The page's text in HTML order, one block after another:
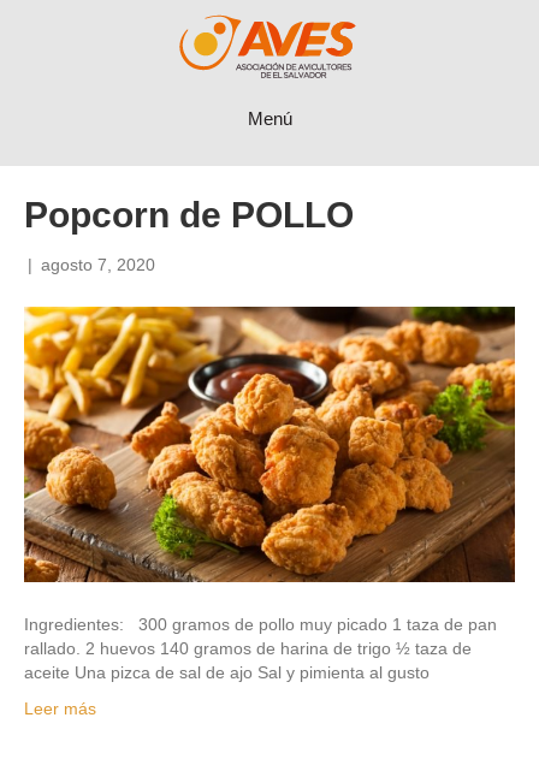
Menú
Popcorn de POLLO
| agosto 7, 2020
Ingredientes: 300 gramos de pollo muy picado 1 taza de pan
rallado. 2 huevos 140 gramos de harina de trigo ½ taza de
aceite Una pizca de sal de ajo Sal y pimienta al gusto
Leer más